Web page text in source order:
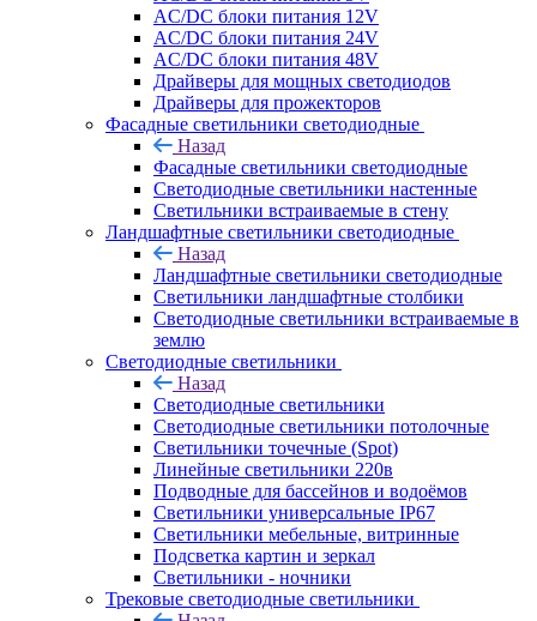
AC/DC блоки питания 12V
AC/DC блоки питания 24V
AC/DC блоки питания 48V
Драйверы для мощных светодиодов
Драйверы для прожекторов
Фасадные светильники светодиодные
Назад
Фасадные светильники светодиодные
Светодиодные светильники настенные
Светильники встраиваемые в стену
Ландшафтные светильники светодиодные
Назад
Ландшафтные светильники светодиодные
Светильники ландшафтные столбики
Светодиодные светильники встраиваемые в
землю
Светодиодные светильники
Назад
Светодиодные светильники
Светодиодные светильники потолочные
Светильники точечные (Spot)
Линейные светильники 220в
Подводные для бассейнов и водоёмов
Светильники универсальные IP67
Светильники мебельные, витринные
Подсветка картин и зеркал
Светильники - ночники
Трековые светодиодные светильники